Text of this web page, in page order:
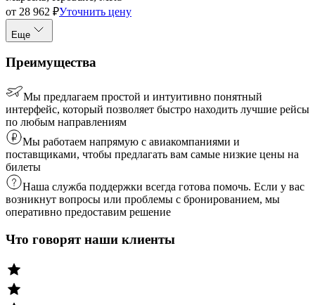
от 28 962 ₽Уточнить цену
Еще
Преимущества
Мы предлагаем простой и интуитивно понятный
интерфейс, который позволяет быстро находить лучшие рейсы
по любым направлениям
Мы работаем напрямую с авиакомпаниями и
поставщиками, чтобы предлагать вам самые низкие цены на
билеты
Наша служба поддержки всегда готова помочь. Если у вас
возникнут вопросы или проблемы с бронированием, мы
оперативно предоставим решение
Что говорят наши клиенты